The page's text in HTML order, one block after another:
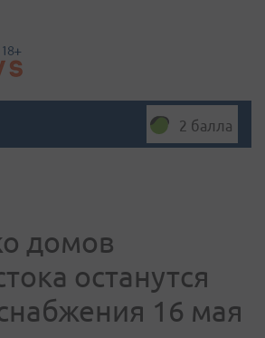
2 балла
домов
останутся
16 мая